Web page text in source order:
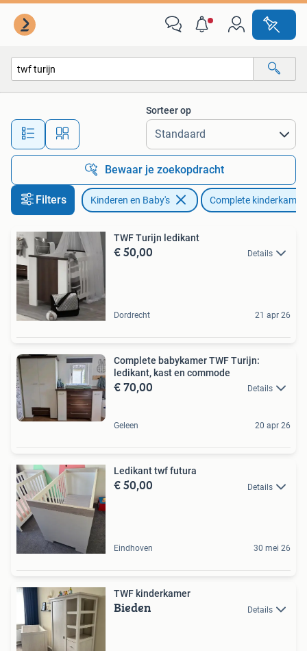
Alle afstanden…
Sorteer op
Bewaar je zoekopdracht
Filters Kinderen en Baby's Complete
TWF Turijn ledikant
€ 50,00 Details
Dordrecht 21 apr 26
Complete babykamer TWF Turijn:
ledikant, kast en commode
€ 70,00 Details
Geleen 20 apr 26
Ledikant twf futura
€ 50,00 Details
Eindhoven 30 mei 26
TWF kinderkamer
Bieden Details